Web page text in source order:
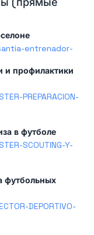
entrenador-
и профилактики
PREPARACION-
в футболе
SCOUTING-Y-
футбольных
DEPORTIVO-